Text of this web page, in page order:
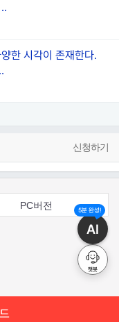
한 시각이 존재한다.
신청하기
PC버전 5분 완성!
AI
챗봇